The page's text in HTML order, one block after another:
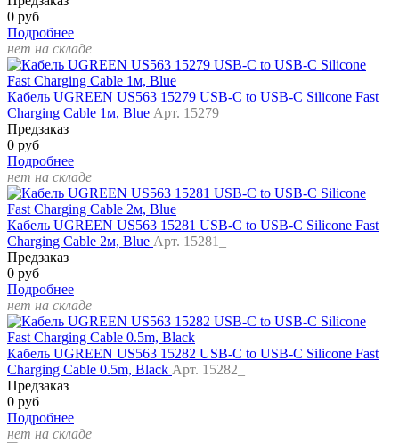
0 руб
Подробнее
нет на складе
Кабель UGREEN US563 15279 USB-C to USB-C Silicone Fast
Charging Cable 1м, Blue Арт. 15279_
Предзаказ
0 руб
Подробнее
нет на складе
Кабель UGREEN US563 15281 USB-C to USB-C Silicone Fast
Charging Cable 2м, Blue Арт. 15281_
Предзаказ
0 руб
Подробнее
нет на складе
Кабель UGREEN US563 15282 USB-C to USB-C Silicone Fast
Charging Cable 0.5m, Black Арт. 15282_
Предзаказ
0 руб
Подробнее
нет на складе